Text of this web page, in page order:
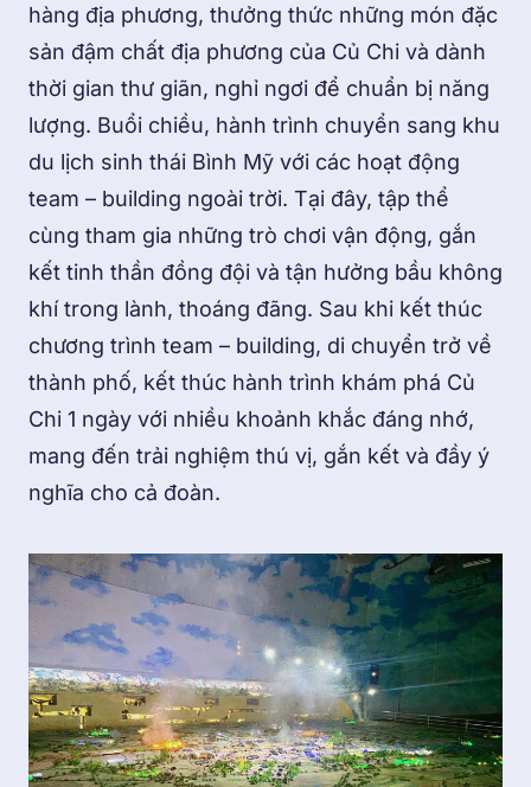
hàng địa phương, thưởng thức những món đặc
sản đậm chất địa phương của Củ Chi và dành
thời gian thư giãn, nghỉ ngơi để chuẩn bị năng
lượng. Buổi chiều, hành trình chuyển sang khu
du lịch sinh thái Bình Mỹ với các hoạt động
team – building ngoài trời. Tại đây, tập thể
cùng tham gia những trò chơi vận động, gắn
kết tinh thần đồng đội và tận hưởng bầu không
khí trong lành, thoáng đãng. Sau khi kết thúc
chương trình team – building, di chuyển trở về
thành phố, kết thúc hành trình khám phá Củ
Chi 1 ngày với nhiều khoảnh khắc đáng nhớ,
mang đến trải nghiệm thú vị, gắn kết và đầy ý
nghĩa cho cả đoàn.